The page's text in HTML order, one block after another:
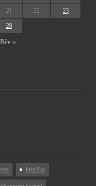
Bře »
21 22 23
28
kroužky